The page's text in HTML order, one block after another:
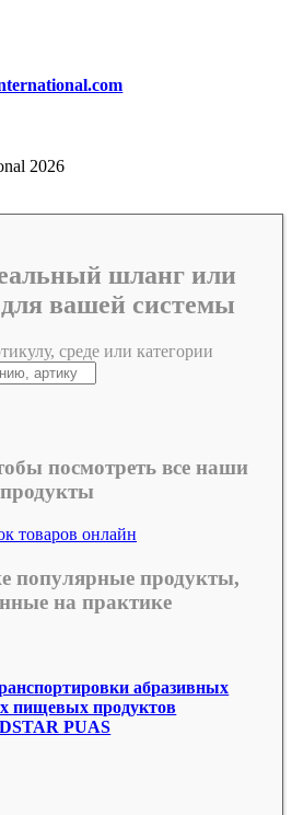
2026
шланг или
вашей системы
среде или категории
посмотреть все наши
продукты
товаров онлайн
популярные продукты,
на практике
абразивных
пищевых продуктов
PUAS